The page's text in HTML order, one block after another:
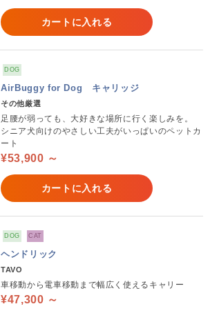
カートに入れる
DOG
AirBuggy for Dog キャリッジ
その他厳選
足腰が弱っても、大好きな場所に行く楽しみを。
シニア犬向けのやさしい工夫がいっぱいのペットカ
ート
¥53,900 ～
カートに入れる
DOG CAT
ヘンドリック
TAVO
車移動から電車移動まで幅広く使えるキャリー
¥47,300 ～